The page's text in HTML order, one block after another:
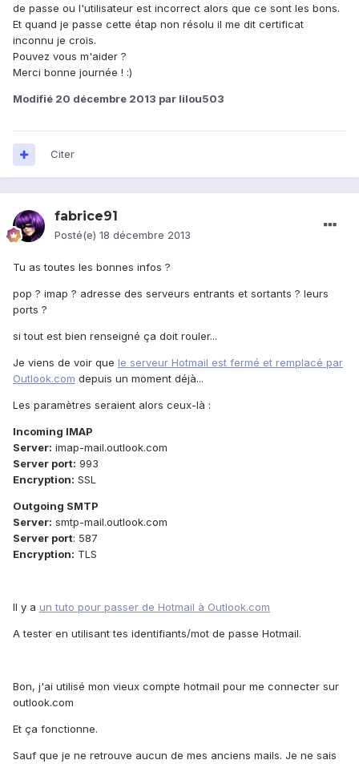
de passe ou l'utilisateur est incorrect alors que ce sont les bons.
Et quand je passe cette étap non résolu il me dit certificat
inconnu je crois.
Pouvez vous m'aider ?
Merci bonne journée ! :)
Modifié 20 décembre 2013 par lilou503
Citer
fabrice91
Posté(e) 18 décembre 2013
Tu as toutes les bonnes infos ?
pop ? imap ? adresse des serveurs entrants et sortants ? leurs
ports ?
si tout est bien renseigné ça doit rouler...
Je viens de voir que le serveur Hotmail est fermé et remplacé par
Outlook.com depuis un moment déjà...
Les paramètres seraient alors ceux-là :
Incoming IMAP
Server: imap-mail.outlook.com
Server port: 993
Encryption: SSL
Outgoing SMTP
Server: smtp-mail.outlook.com
Server port: 587
Encryption: TLS
Il y a un tuto pour passer de Hotmail à Outlook.com
A tester en utilisant tes identifiants/mot de passe Hotmail.
Bon, j'ai utilisé mon vieux compte hotmail pour me connecter sur
outlook.com
Et ça fonctionne.
Sauf que je ne retrouve aucun de mes anciens mails. Je ne sais